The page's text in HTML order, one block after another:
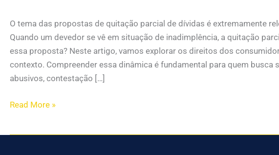
O tema das propostas de quitação parcial de dívidas é extremamente
Quando um devedor se vê em situação de inadimplência, a quitação
essa proposta? Neste artigo, vamos explorar os direitos dos
contexto. Compreender essa dinâmica é fundamental para quem
abusivos, contestação […]
Read More »